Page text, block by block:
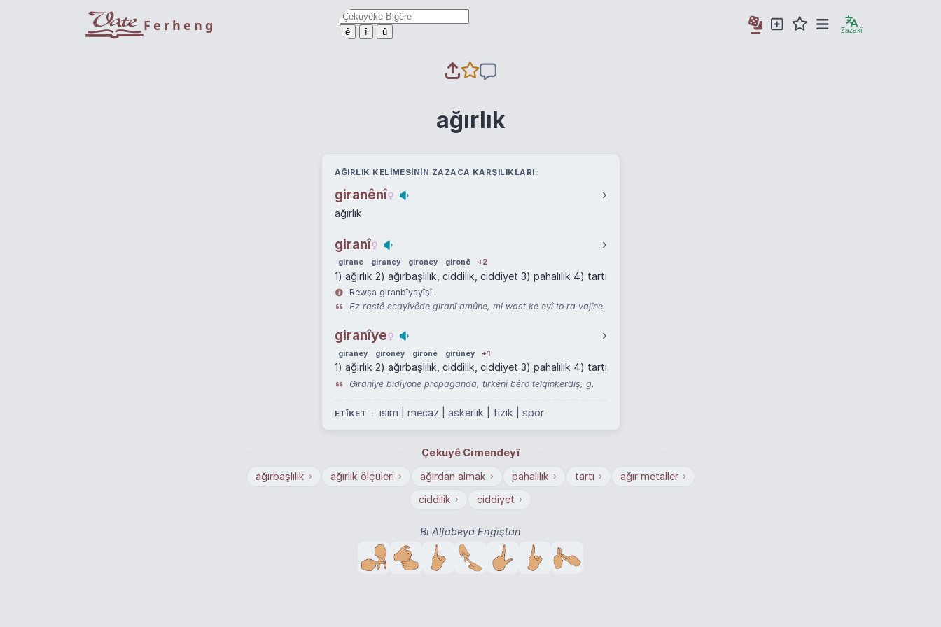
Ferheng ê î û Zazakî
ağırlık
AĞIRLIK KELIMESININ ZAZACA KARŞILIKLARI
giranênî ›
ağırlık
giranî ›
girane giraney gironey gironê +2
1) ağırlık 2) ağırbaşlılık, ciddilik, ciddiyet 3) pahalılık 4) tartı
Rewşa giranbîyayîşî.
Ez rastê ecayîvêde giranî amûne, mi wast ke eyî to ra vajîne.
giranîye ›
giraney gironey gironê girûney +1
1) ağırlık 2) ağırbaşlılık, ciddilik, ciddiyet 3) pahalılık 4) tartı
Giranîye bidîyone propaganda, tirkênî bêro telqînkerdiş, g.
ETÎKET isim | mecaz | askerlik | fizik | spor
Çekuyê Cimendeyî
ağırbaşlılık › ağırlık ölçüleri › ağırdan almak › pahalılık › tartı › ağır metaller ›
ciddilik › ciddiyet ›
Bi Alfabeya Engiştan